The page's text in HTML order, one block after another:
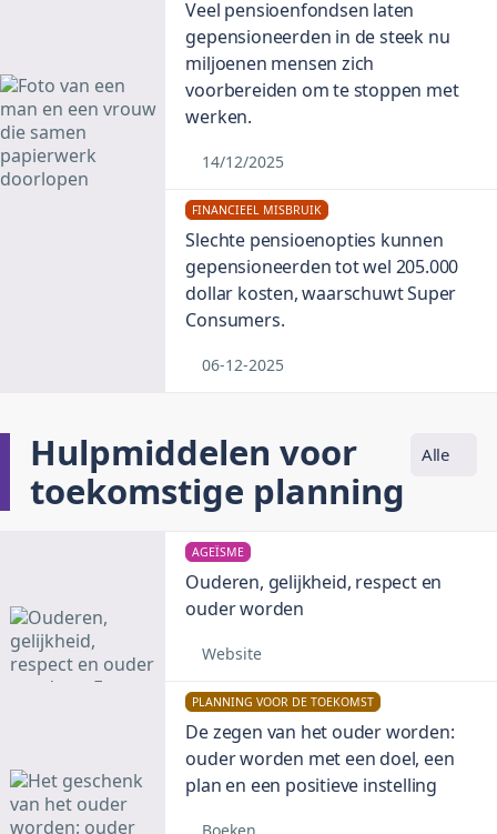
Veel pensioenfondsen laten
gepensioneerden in de steek nu
miljoenen mensen zich
voorbereiden om te stoppen met
werken.
14/12/2025
FINANCIEEL MISBRUIK
Slechte pensioenopties kunnen
gepensioneerden tot wel 205.000
dollar kosten, waarschuwt Super
Consumers.
06-12-2025
Hulpmiddelen voor
toekomstige planning
Alle
AGEÏSME
Ouderen, gelijkheid, respect en
ouder worden
Website
PLANNING VOOR DE TOEKOMST
De zegen van het ouder worden:
ouder worden met een doel, een
plan en een positieve instelling